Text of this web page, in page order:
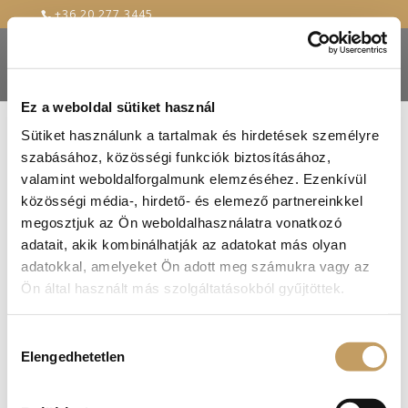
Ez a weboldal sütiket használ
Sütiket használunk a tartalmak és hirdetések személyre
szabásához, közösségi funkciók biztosításához,
valamint weboldalforgalmunk elemzéséhez. Ezenkívül
közösségi média-, hirdető- és elemező partnereinkkel
megosztjuk az Ön weboldalhasználatra vonatkozó
adatait, akik kombinálhatják az adatokat más olyan
adatokkal, amelyeket Ön adott meg számukra vagy az
Ön által használt más szolgáltatásokból gyűjtöttek.
kiválasztása
Elengedhetetlen
+36 20 277 3445
Sertésszűz érmék batáta ropogóssal és füstös
körtemártással